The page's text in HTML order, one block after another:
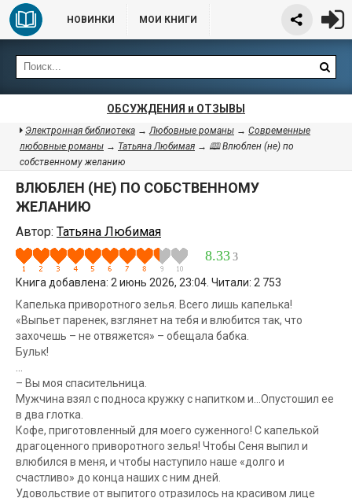
НОВИНКИ МОИ КНИГИ
ОБСУЖДЕНИЯ и ОТЗЫВЫ
Электронная библиотека →Любовные романы → Современные
любовные романы → Татьяна Любимая → 🕮 Влюблен (не) по
собственному желанию
ВЛЮБЛЕН (НЕ) ПО СОБСТВЕННОМУ
ЖЕЛАНИЮ
Автор: Татьяна Любимая
8.33 3
Книга добавлена: 2 июнь 2026, 23:04. Читали: 2 753
Капелька приворотного зелья. Всего лишь капелька!
«Выпьет паренек, взглянет на тебя и влюбится так, что
захочешь – не отвяжется» – обещала бабка.
Бульк!
– Вы моя спасительница.
Мужчина взял с подноса кружку с напитком и…Опустошил ее
в два глотка.
Кофе, приготовленный для моего суженного! С капелькой
драгоценного приворотного зелья! Чтобы Сеня выпил и
влюбился в меня, и чтобы наступило наше «долго и
счастливо» до конца наших с ним дней.
Удовольствие от выпитого отразилось на красивом лице